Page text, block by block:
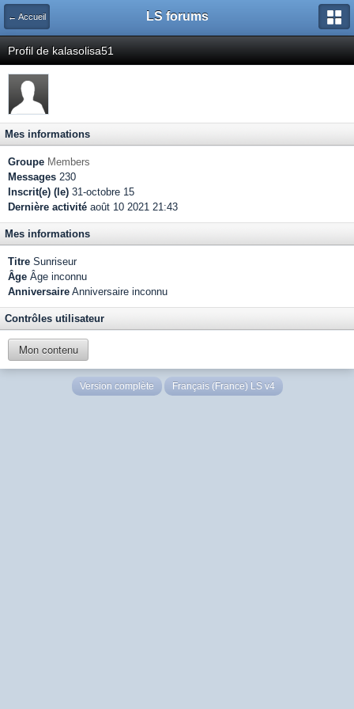
← Accueil LS forums
Profil de kalasolisa51
Mes informations
Groupe Members
Messages 230
Inscrit(e) (le) 31-octobre 15
Dernière activité août 10 2021 21:43
Mes informations
Titre Sunriseur
Âge Âge inconnu
Anniversaire Anniversaire inconnu
Contrôles utilisateur
Mon contenu
Version complète Français (France) LS v4